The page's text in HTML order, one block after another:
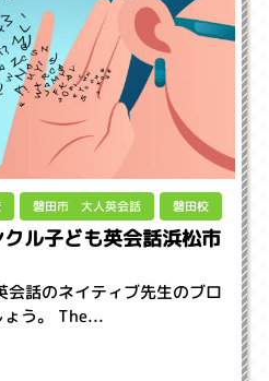
磐田市 大人英会話 磐田校
ル子ども英会話浜松市
会話のネイティブ先生のブロ
ょう。 The...